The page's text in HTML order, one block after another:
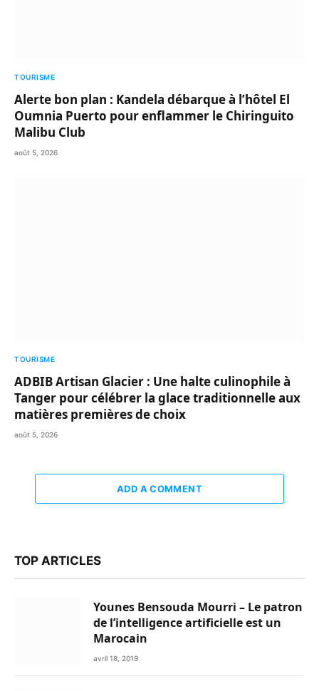
TOURISME
Alerte bon plan : Kandela débarque à l’hôtel El
Oumnia Puerto pour enflammer le Chiringuito
Malibu Club
août 5, 2026
TOURISME
ADBIB Artisan Glacier : Une halte culinophile à
Tanger pour célébrer la glace traditionnelle aux
matières premières de choix
août 5, 2026
ADD A COMMENT
TOP ARTICLES
Younes Bensouda Mourri – Le patron
de l’intelligence artificielle est un
Marocain
avril 18, 2019